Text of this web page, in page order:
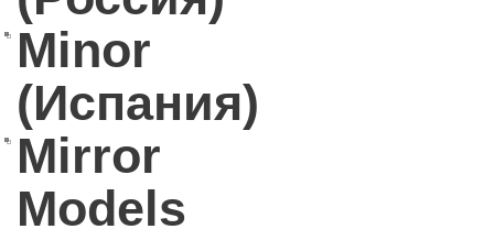
Minor
(Испания)
Mirror
Models